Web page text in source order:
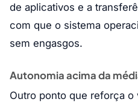
de aplicativos e a
com que o sistema
sem engasgos.
Autonomia acima da
Outro ponto que reforça o